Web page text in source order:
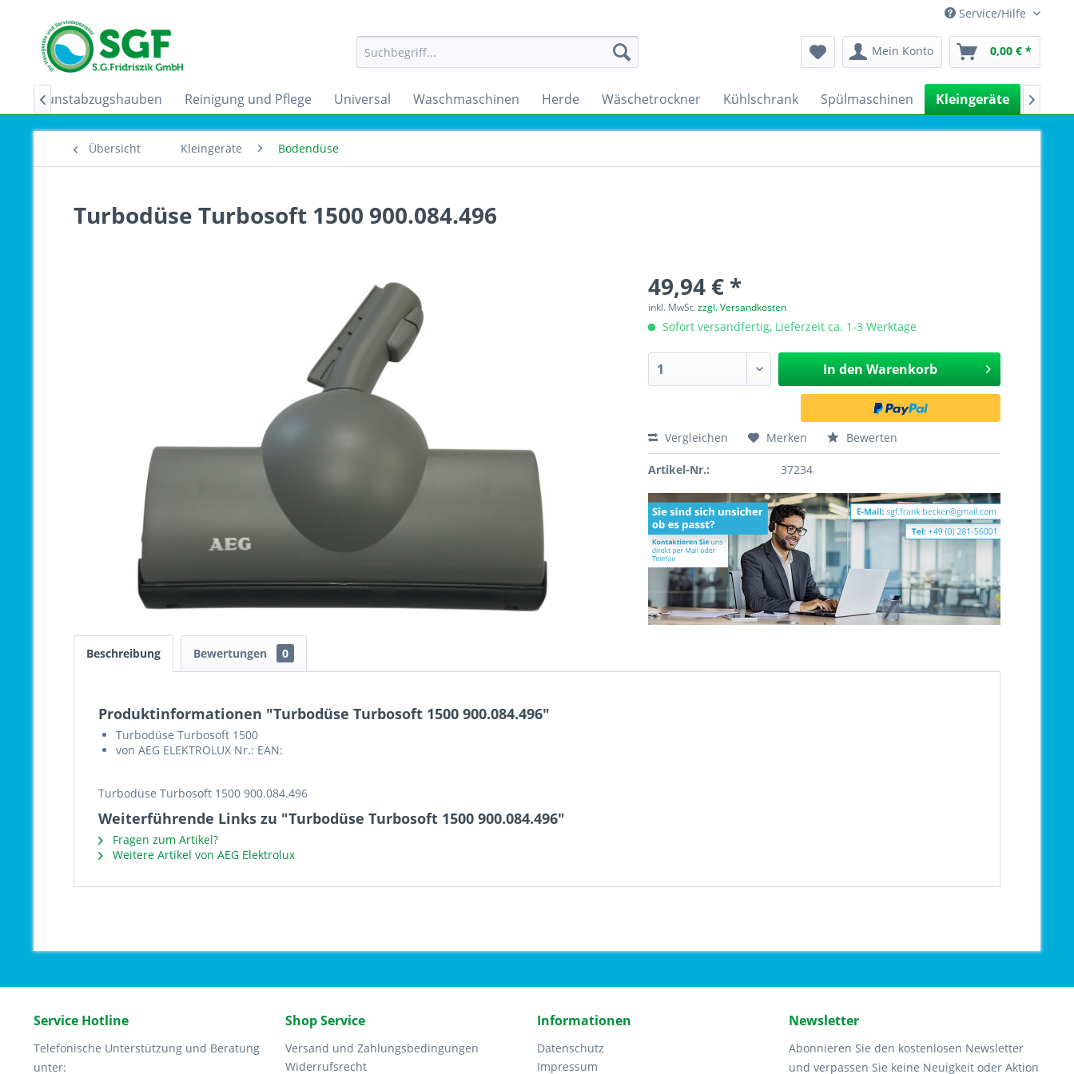
Service/Hilfe
Mein Konto 0,00 € *
Dunstabzugshauben Reinigung und Pflege Universal Waschmaschinen Herde Wäschetrockner Kühlschrank Spülmaschinen Kleingeräte Sale
 
Übersicht Kleingeräte Bodendüse
Turbodüse Turbosoft 1500 900.084.496
49,94 € *
inkl. MwSt.zzgl. Versandkosten
Sofort versandfertig, Lieferzeit ca. 1-3 Werktage
In den Warenkorb
Vergleichen Merken Bewerten
Artikel-Nr.: 37234
Beschreibung Bewertungen 0
Produktinformationen "Turbodüse Turbosoft 1500 900.084.496"
Turbodüse Turbosoft 1500
von AEG ELEKTROLUX Nr.: EAN:
Turbodüse Turbosoft 1500 900.084.496
Weiterführende Links zu "Turbodüse Turbosoft 1500 900.084.496"
Fragen zum Artikel?
Weitere Artikel von AEG Elektrolux
Service Hotline
Telefonische Unterstützung und Beratung
unter:
Shop Service
Versand und Zahlungsbedingungen
Widerrufsrecht
Informationen
Datenschutz
Impressum
Newsletter
Abonnieren Sie den kostenlosen Newsletter
und verpassen Sie keine Neuigkeit oder Aktion